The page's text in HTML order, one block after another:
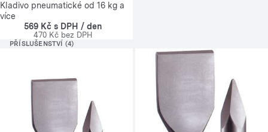
Kladivo pneumatické od 16 kg a
více
569 Kč s DPH / den
470 Kč bez DPH
PŘÍSLUŠENSTVÍ (4)